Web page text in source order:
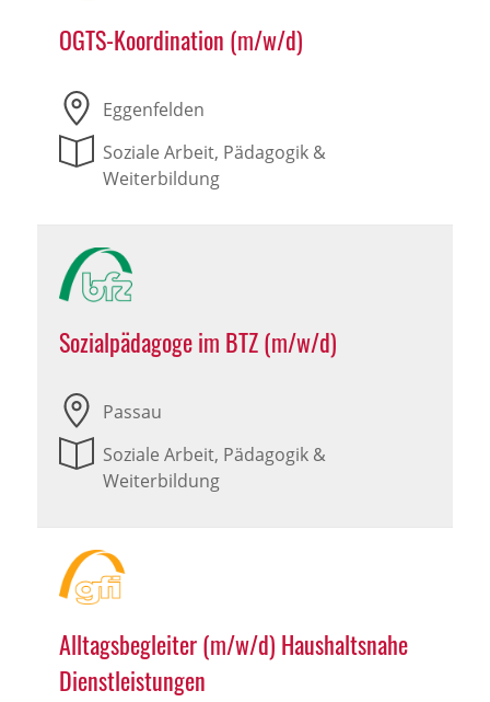
OGTS-Koordination (m/w/d)
Eggenfelden
Soziale Arbeit, Pädagogik &
Weiterbildung
Sozialpädagoge im BTZ (m/w/d)
Passau
Soziale Arbeit, Pädagogik &
Weiterbildung
Alltagsbegleiter (m/w/d) Haushaltsnahe
Dienstleistungen